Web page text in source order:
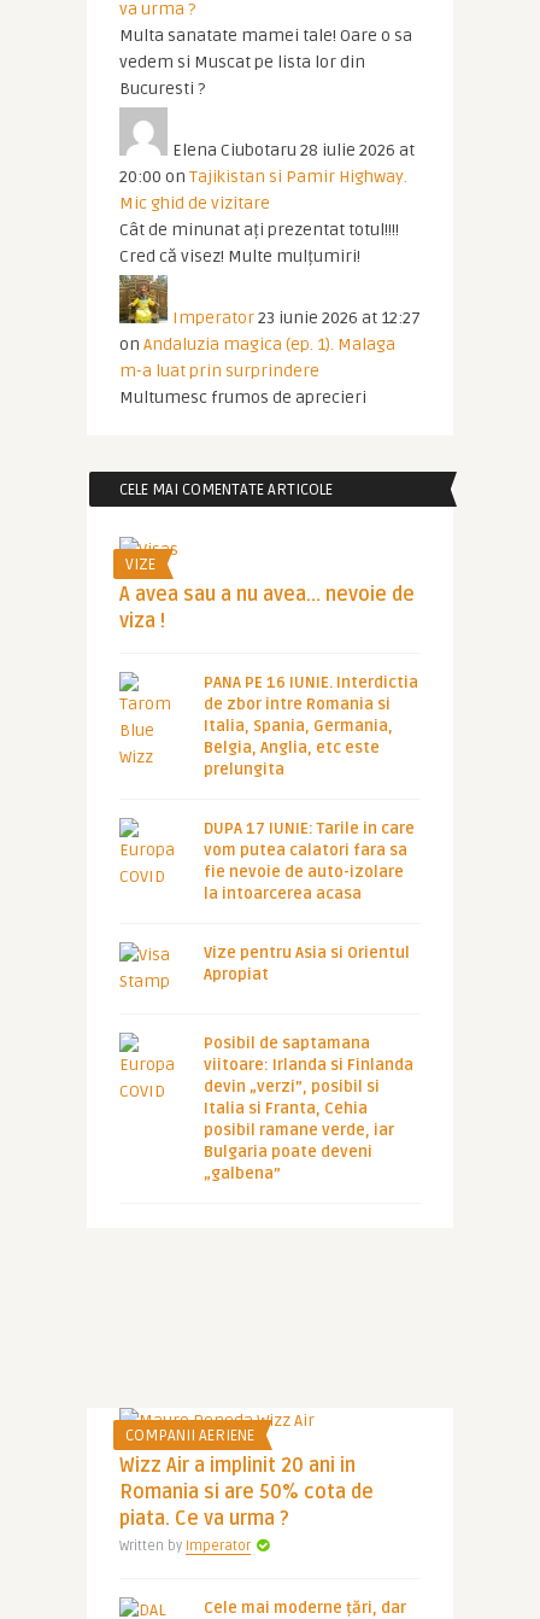
va urma ?
Multa sanatate mamei tale! Oare o sa
vedem si Muscat pe lista lor din
Bucuresti ?
Elena Ciubotaru 28 iulie 2026 at
20:00 on Tajikistan si Pamir Highway.
Mic ghid de vizitare
Cât de minunat ați prezentat totul!!!!
Cred că visez! Multe mulțumiri!
Imperator23 iunie 2026 at 12:27
on Andaluzia magica (ep. 1). Malaga
m-a luat prin surprindere
Multumesc frumos de aprecieri
CELE MAI COMENTATE ARTICOLE
VIZE
A avea sau a nu avea… nevoie de
viza !
PANA PE 16 IUNIE. Interdictia
de zbor intre Romania si
Italia, Spania, Germania,
Belgia, Anglia, etc este
prelungita
DUPA 17 IUNIE: Tarile in care
vom putea calatori fara sa
fie nevoie de auto-izolare
la intoarcerea acasa
Vize pentru Asia si Orientul
Apropiat
Posibil de saptamana
viitoare: Irlanda si Finlanda
devin „verzi”, posibil si
Italia si Franta, Cehia
posibil ramane verde, iar
Bulgaria poate deveni
„galbena”
COMPANII AERIENE
Wizz Air a implinit 20 ani in
Romania si are 50% cota de
piata. Ce va urma ?
Written by Imperator
Cele mai moderne țări, dar